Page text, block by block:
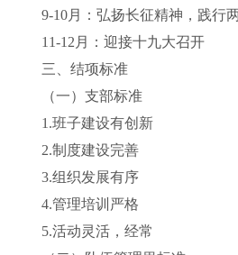
9-10月：弘扬长征精神，践行
11-12月：迎接十九大召开
三、结项标准
（一）支部标准
1.班子建设有创新
2.制度建设完善
3.组织发展有序
4.管理培训严格
5.活动灵活，经常